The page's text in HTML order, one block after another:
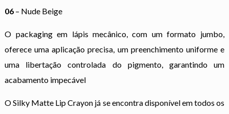
06 – Nude Beige
O packaging em lápis mecânico, com um formato jumbo,
oferece uma aplicação precisa, um preenchimento uniforme e
uma libertação controlada do pigmento, garantindo um
acabamento impecável
O Silky Matte Lip Crayon já se encontra disponível em todos os